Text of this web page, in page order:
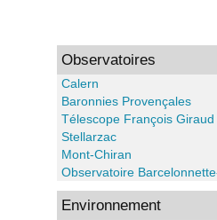
Observatoires
Calern
Baronnies Provençales
Télescope François Giraud
Stellarzac
Mont-Chiran
Observatoire
Environnement